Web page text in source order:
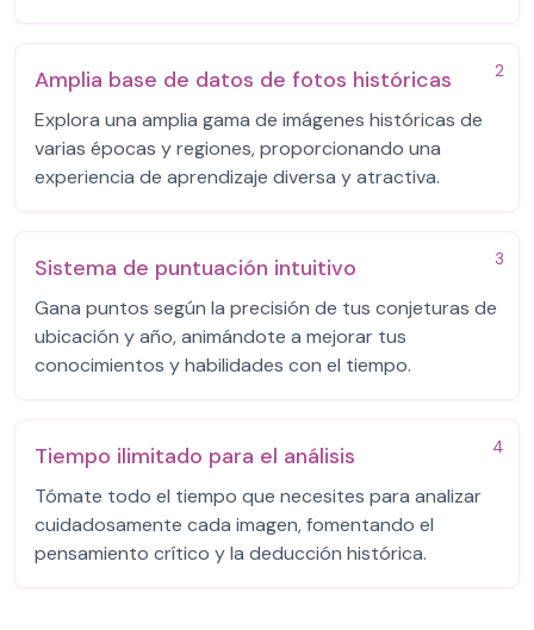
2
Amplia base de datos de fotos históricas
Explora una amplia gama de imágenes históricas de
varias épocas y regiones, proporcionando una
experiencia de aprendizaje diversa y atractiva.
3
Sistema de puntuación intuitivo
Gana puntos según la precisión de tus conjeturas de
ubicación y año, animándote a mejorar tus
conocimientos y habilidades con el tiempo.
4
Tiempo ilimitado para el análisis
Tómate todo el tiempo que necesites para analizar
cuidadosamente cada imagen, fomentando el
pensamiento crítico y la deducción histórica.